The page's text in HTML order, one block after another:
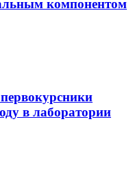
компонентом
в лаборатории